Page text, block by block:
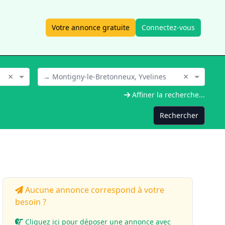
Votre annonce gratuite Connectez-vous
× → Montigny-le-Bretonneux, Yvelines ×
Affiner la recherche...
Rechercher
Aucune annonce correspond à votre
besoin ?
Cliquez ici pour déposer une annonce avec